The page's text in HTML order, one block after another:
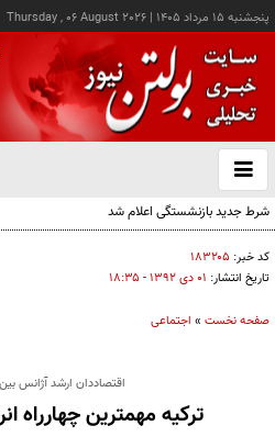
پنجشنبه ۱۵ مرداد ۱۴۰۵ |
Thursday , 06 August 2026
باز
و
شرط جدید بازنشستگی اعلام شد
کد خبر: ۱۸۳۲۰۵
تاریخ انتشار: ۰۱ دی ۱۳۹۲ - ۱۸:۳۵
صفحه نخست » اجتماعی
اقتصاددان ارشد آژانس
ترکیه مهمترین چهارراه